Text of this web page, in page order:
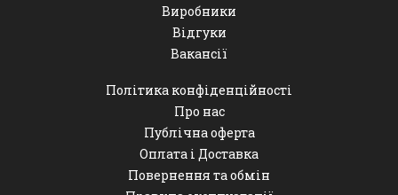
Виробники
Відгуки
Вакансії
Політика конфіденційності
Про нас
Публічна оферта
Оплата і Доставка
Повернення та обмін